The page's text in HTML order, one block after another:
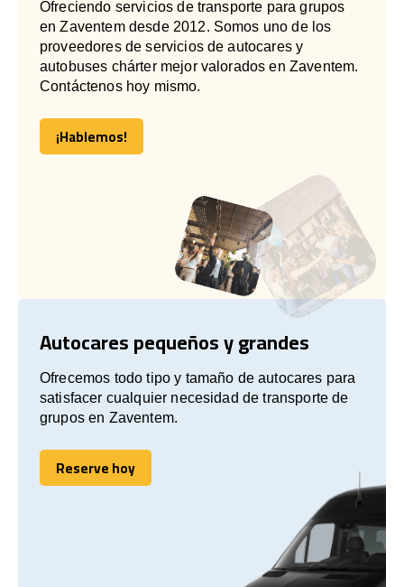
Ofreciendo servicios de transporte para grupos
en Zaventem desde 2012. Somos uno de los
proveedores de servicios de autocares y
autobuses chárter mejor valorados en Zaventem.
Contáctenos hoy mismo.
¡Hablemos!
¡Hablemos!
Autocares pequeños y grandes
Ofrecemos todo tipo y tamaño de autocares para
satisfacer cualquier necesidad de transporte de
grupos en Zaventem.
Reserve hoy
Reserve hoy